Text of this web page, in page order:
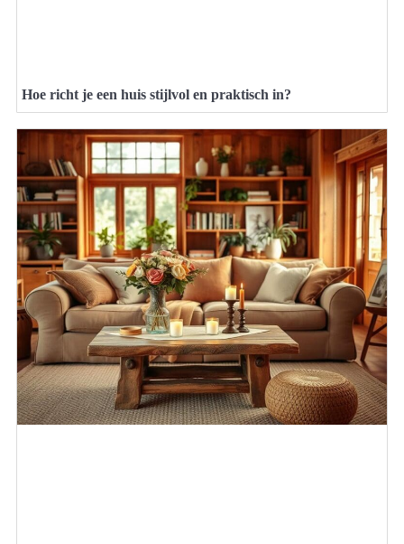
Hoe richt je een huis stijlvol en praktisch in?